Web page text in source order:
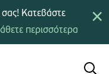
×
Κατεβάστε
περισσότερα